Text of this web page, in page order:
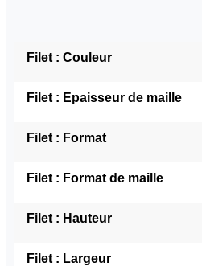
Filet : Couleur
Filet : Epaisseur de maille
Filet : Format
Filet : Format de maille
Filet : Hauteur
Filet : Largeur